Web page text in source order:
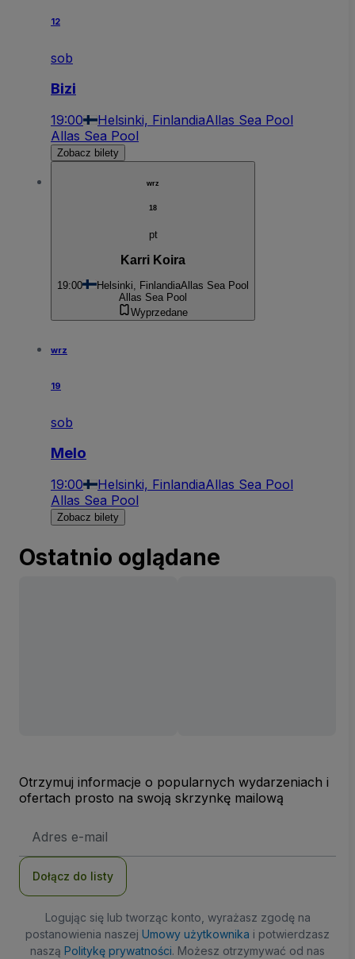
12
sob
Bizi
19:00 Helsinki, FinlandiaAllas Sea Pool
Allas Sea Pool
Zobacz bilety
wrz
18
pt
Karri Koira
19:00 Helsinki, FinlandiaAllas Sea Pool
Allas Sea Pool
Wyprzedane
wrz
19
sob
Melo
19:00 Helsinki, FinlandiaAllas Sea Pool
Allas Sea Pool
Zobacz bilety
Ostatnio oglądane
Otrzymuj informacje o popularnych wydarzeniach i
ofertach prosto na swoją skrzynkę mailową
e-
Dołącz do listy
Logując się lub tworząc konto, wyrażasz zgodę na
postanowienia naszej Umowy użytkownika i potwierdzasz
naszą Politykę prywatności. Możesz otrzymywać od nas